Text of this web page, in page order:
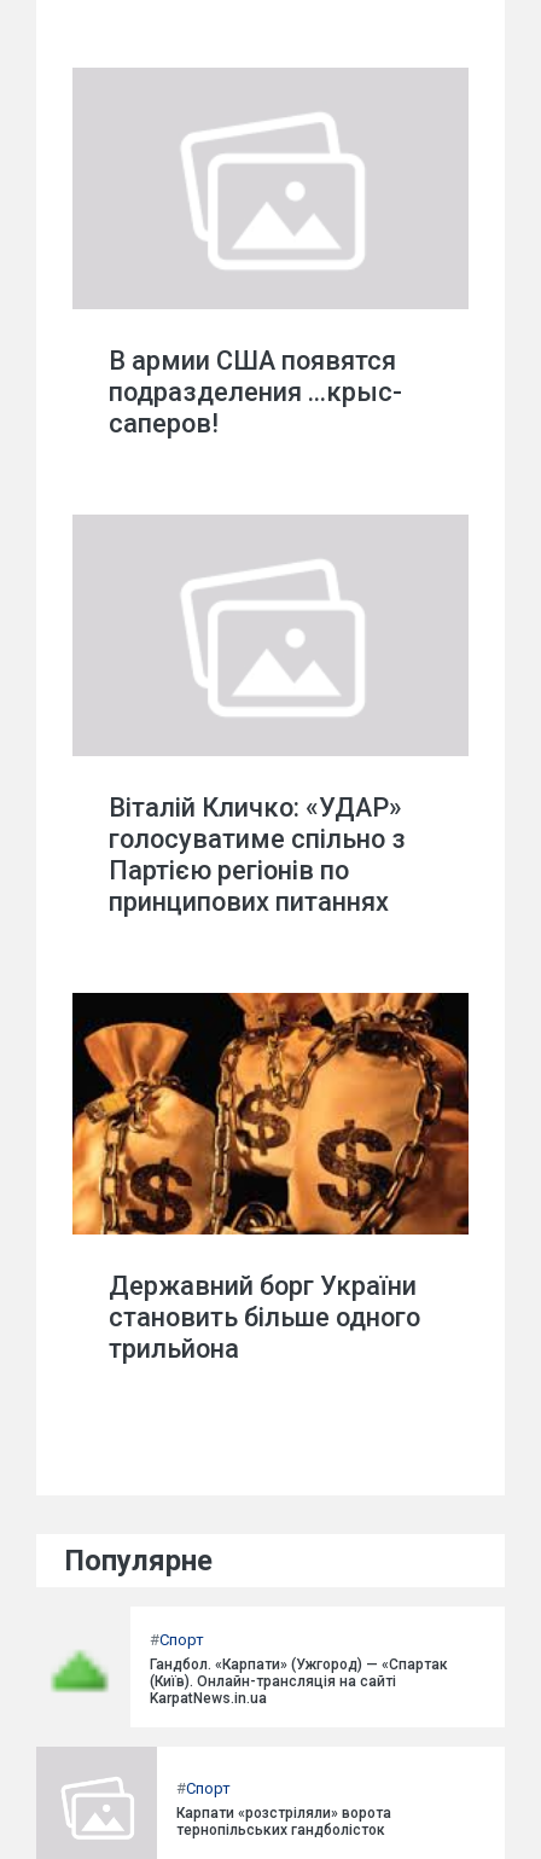
В армии США появятся
подразделения …крыс-
саперов!
Віталій Кличко: «УДАР»
голосуватиме спільно з
Партією регіонів по
принципових питаннях
Державний борг України
становить більше одного
трильйона
Популярне
#Спорт
Гандбол. «Карпати» (Ужгород) — «Спартак
(Київ). Онлайн-трансляція на сайті
KarpatNews.in.ua
#Спорт
Карпати «розстріляли» ворота
тернопільських гандболісток